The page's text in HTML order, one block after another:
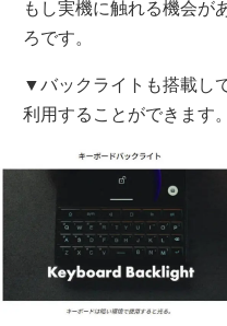
もし実機に触れる機会が
ろです。
▼バックライトも搭載し
利用することができます